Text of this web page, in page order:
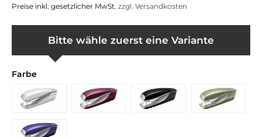
Preise inkl. gesetzlicher MwSt. zzgl. Versandkosten
Bitte wähle zuerst eine Variante
Farbe